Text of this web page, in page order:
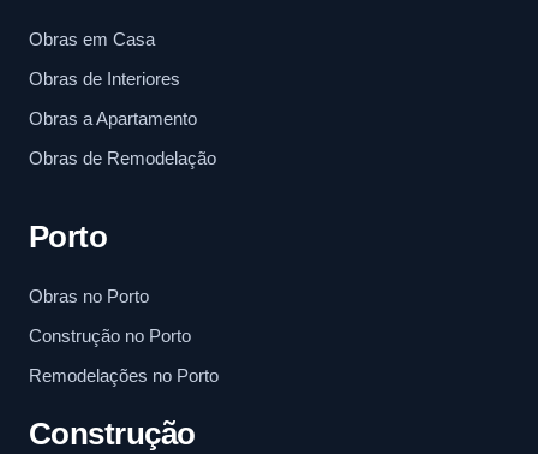
Obras em Casa
Obras de Interiores
Obras a Apartamento
Obras de Remodelação
Porto
Obras no Porto
Construção no Porto
Remodelações no Porto
Construção